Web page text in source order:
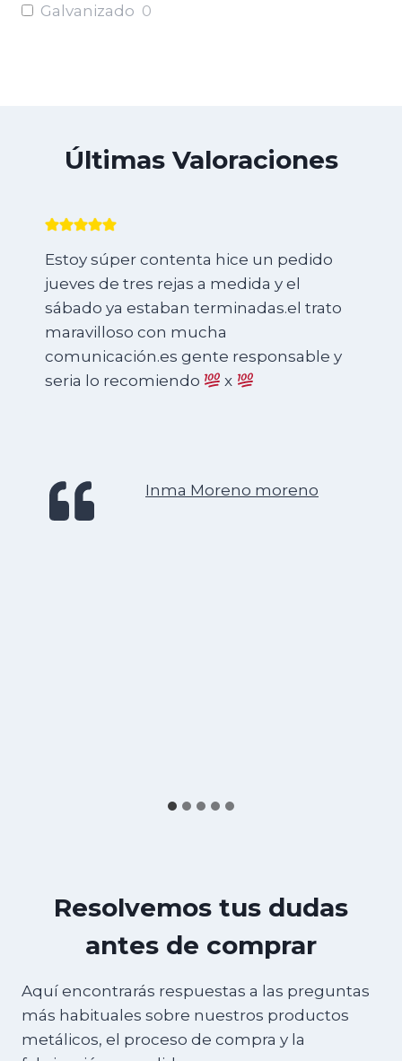
Galvanizado 0
Últimas Valoraciones
Estoy súper contenta hice un pedido
jueves de tres rejas a medida y el
sábado ya estaban terminadas.el trato
maravilloso con mucha
comunicación.es gente responsable y
seria lo recomiendo
x
Inma Moreno moreno
Resolvemos tus dudas
antes de comprar
Aquí encontrarás respuestas a las preguntas
más habituales sobre nuestros productos
metálicos, el proceso de compra y la